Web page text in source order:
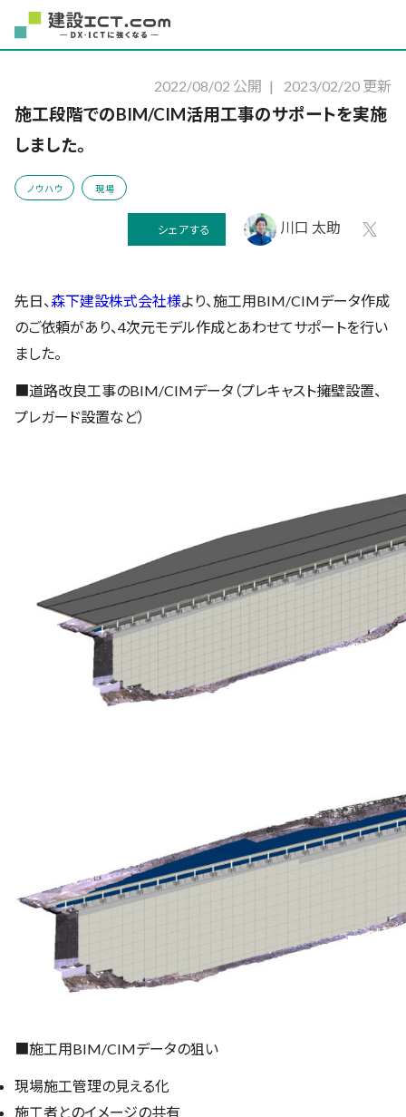
2022/08/02 公開 | 2023/02/20 更新
施工段階でのBIM/CIM活用工事のサポートを実施
しました。
ノウハウ 現場
シェアする 川口 太助
先日、 森下建設株式会社様より、施工用BIM/CIMデータ作成
のご依頼があり、4次元モデル作成とあわせてサポートを行い
ました。
■道路改良工事のBIM/CIMデータ（プレキャスト擁壁設置、
プレガード設置など）
■施工用BIM/CIMデータの狙い
現場施工管理の見える化
施工者とのイメージの共有